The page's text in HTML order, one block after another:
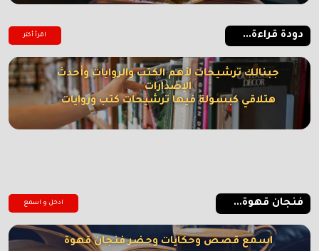
دودة قراءة... اقرأ أكتر
جبنالك ترشيحات لأهم الكتب والروايات وأحدث
الإصدارات
هتلاقي كبسولة فيها ترشيحات كتب وروايات
فنجان قهوة... ادخل و اسمع
اسمع قصص وحكايات وحضر فنجان قهوة